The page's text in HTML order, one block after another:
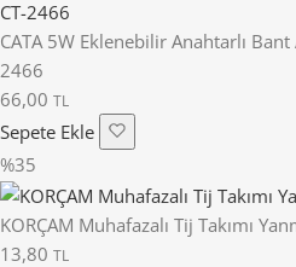
CATA 5W Eklenebilir Anahtarlı
2466
66,00 TL
Sepete Ekle
%35
KORÇAM Muhafazalı Tij Takımı
13,80 TL